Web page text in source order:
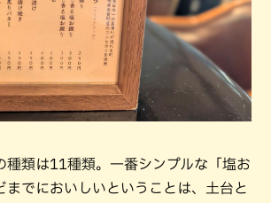
種類は11種類。一番シンプルな「塩お
までにおいしいということは、土台と